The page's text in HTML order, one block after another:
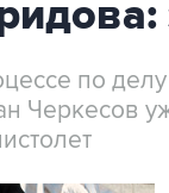
по
Черкесов